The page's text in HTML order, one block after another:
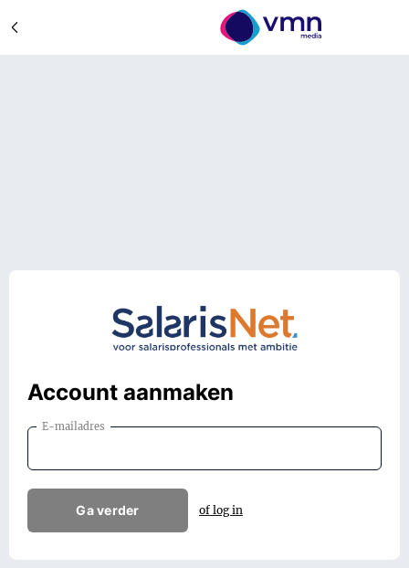
Account aanmaken
E-mailadres
Ga verder of log in